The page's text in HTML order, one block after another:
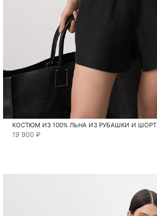
КОСТЮМ ИЗ 100% ЛЬНА ИЗ РУБАШКИ И ШОРТ
19 900 ₽